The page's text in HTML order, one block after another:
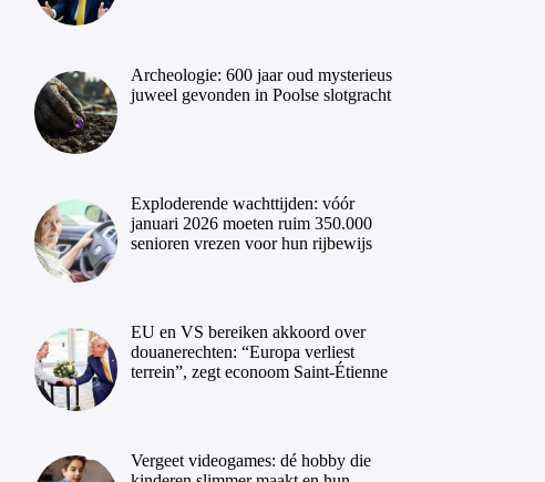
Archeologie: 600 jaar oud mysterieus
juweel gevonden in Poolse slotgracht
Exploderende wachttijden: vóór
januari 2026 moeten ruim 350.000
senioren vrezen voor hun rijbewijs
EU en VS bereiken akkoord over
douanerechten: “Europa verliest
terrein”, zegt econoom Saint-Étienne
Vergeet videogames: dé hobby die